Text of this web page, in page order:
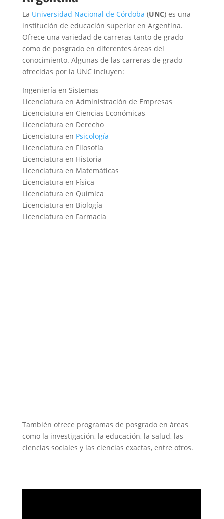
La Universidad Nacional de Córdoba (UNC) es una
institución de educación superior en Argentina.
Ofrece una variedad de carreras tanto de grado
como de posgrado en diferentes áreas del
conocimiento. Algunas de las carreras de grado
ofrecidas por la UNC incluyen:
Ingeniería en Sistemas
Licenciatura en Administración de Empresas
Licenciatura en Ciencias Económicas
Licenciatura en Derecho
Licenciatura en Psicología
Licenciatura en Filosofía
Licenciatura en Historia
Licenciatura en Matemáticas
Licenciatura en Física
Licenciatura en Química
Licenciatura en Biología
Licenciatura en Farmacia
También ofrece programas de posgrado en áreas
como la investigación, la educación, la salud, las
ciencias sociales y las ciencias exactas, entre otros.